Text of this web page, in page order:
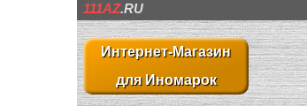
111AZ.RU
Интернет-Магазин
для Иномарок